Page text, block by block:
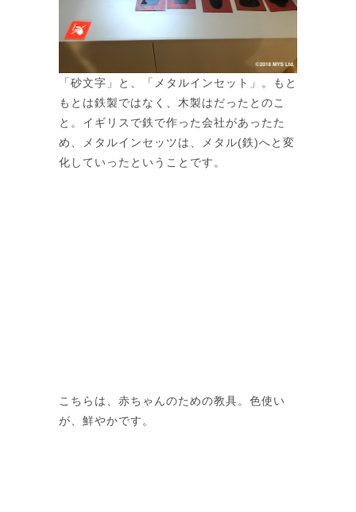
「砂文字」と、「メタルインセット」。もと
もとは鉄製ではなく、木製はだったとのこ
と。イギリスで鉄で作った会社があったた
め、メタルインセッツは、メタル(鉄)へと変
化していったということです。
こちらは、赤ちゃんのための教具。色使い
が、鮮やかです。